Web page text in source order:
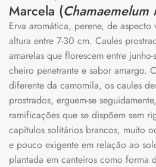
Marcela (Chamaemelum
Erva aromática, perene, de aspecto
altura entre 7-30 cm. Caules
amarelas que florescem entre
cheiro penetrante e sabor amargo.
diferente da camomila, os caules
prostrados, erguem-se
ramificações que se dispõem sem
capítulos solitários brancos, muito
e pouco exigente em relação ao
plantada em canteiros como forma